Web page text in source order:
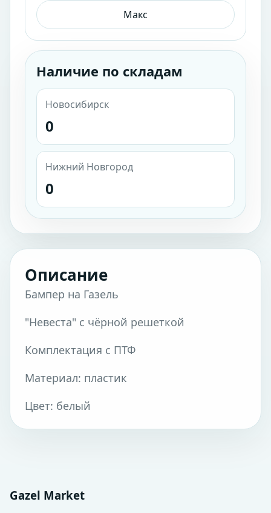
Макс
Наличие по складам
Новосибирск
0
Нижний Новгород
0
Описание
Бампер на Газель
"Невеста" с чёрной решеткой
Комплектация с ПТФ
Материал: пластик
Цвет: белый
Gazel Market